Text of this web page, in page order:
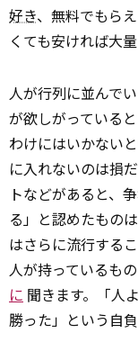
好き、無料でもら
くても安ければ大
人が行列に並んで
が欲しがっている
わけにはいかない
に入れないのは損
トなどがあると、
る」と認めたもの
はさらに流行する
人が持っているも
に 聞きます。「人
勝った」という自